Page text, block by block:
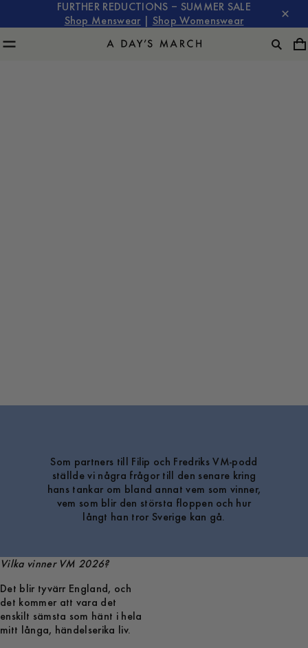
FURTHER REDUCTIONS – SUMMER SALE
Shop Menswear
Shop Womenswear
Som partners till Filip och Fredriks VM-podd
ställde vi några frågor till den senare kring
hans tankar om bland annat vem som vinner,
vem som blir den största floppen och hur
långt han tror Sverige kan gå.
Vilka vinner VM 2026?
Det blir tyvärr England, och
det kommer att vara det
enskilt sämsta som hänt i hela
mitt långa, händelserika liv.